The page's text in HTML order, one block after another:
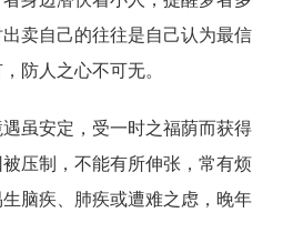
卖自己的往往是自己认为最信
防人之心不可无。
安定，受一时之福荫而获得
压制，不能有所伸张，常有烦
脑疾、肺疾或遭难之虑，晚年